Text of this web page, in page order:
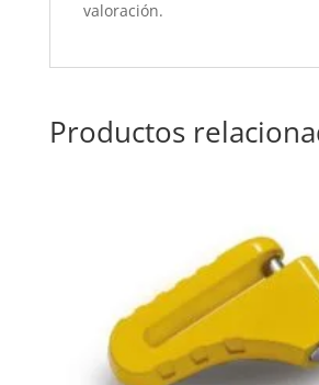
valoración.
Productos